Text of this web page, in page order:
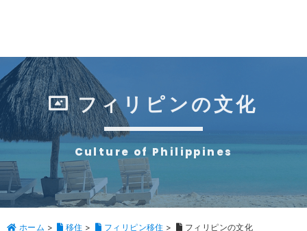
フィリピンの文化
Culture of Philippines
ホーム > 移住 > フィリピン移住 > フィリピンの文化